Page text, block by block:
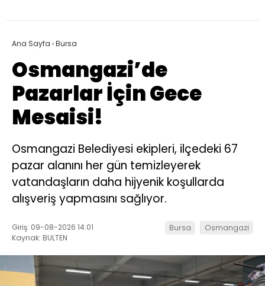
Ana Sayfa ›Bursa
Osmangazi’de
Pazarlar İçin Gece
Mesaisi!
Osmangazi Belediyesi ekipleri, ilçedeki 67
pazar alanını her gün temizleyerek
vatandaşların daha hijyenik koşullarda
alışveriş yapmasını sağlıyor.
Giriş: 09-08-2026 14:01
Kaynak: BULTEN
Bursa Osmangazi